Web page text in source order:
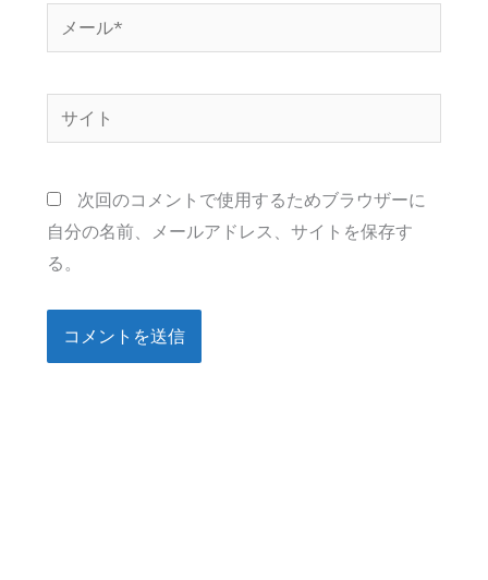
ー
イ
次回のコメントで使用するためブラウザーに
自分の名前、メールアドレス、サイトを保存す
る。